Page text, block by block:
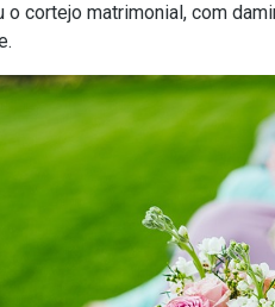
o cortejo matrimonial, com